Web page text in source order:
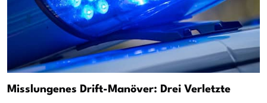
Misslungenes Drift-Manöver: Drei Verletzte